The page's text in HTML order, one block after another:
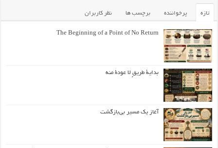
تازه پرخواننده برچسب ها نظر کاربران
The Beginning of a Point of No Return
بداية طريقٍ لا عودة منه
آغاز یک مسیر بی‌بازگشت